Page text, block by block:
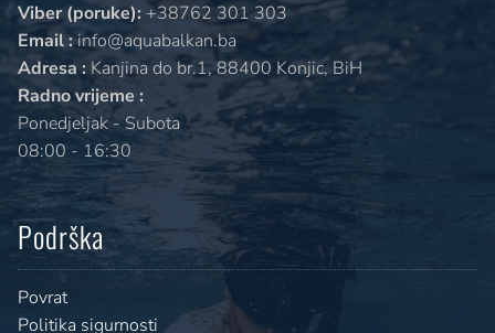
Viber (poruke): +38762 301 303
Email :info@aquabalkan.ba
Adresa : Kanjina do br.1, 88400 Konjic, BiH
Radno vrijeme :
Ponedjeljak - Subota
08:00 - 16:30
Podrška
Povrat
Politika sigurnosti